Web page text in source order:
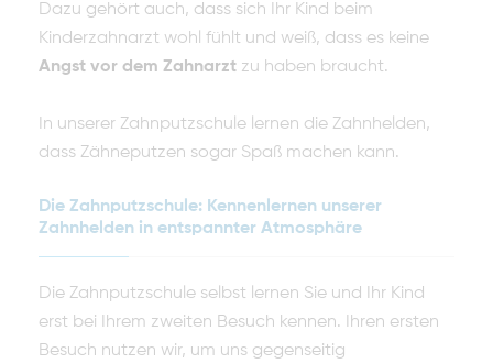
Dazu gehört auch, dass sich Ihr Kind beim
Kinderzahnarzt wohl fühlt und weiß, dass es keine
Angst vor dem Zahnarzt zu haben braucht.
In unserer Zahnputzschule lernen die Zahnhelden,
dass Zähneputzen sogar Spaß machen kann.
Die Zahnputzschule: Kennenlernen unserer
Zahnhelden in entspannter Atmosphäre
Die Zahnputzschule selbst lernen Sie und Ihr Kind
erst bei Ihrem zweiten Besuch kennen. Ihren ersten
Besuch nutzen wir, um uns gegenseitig